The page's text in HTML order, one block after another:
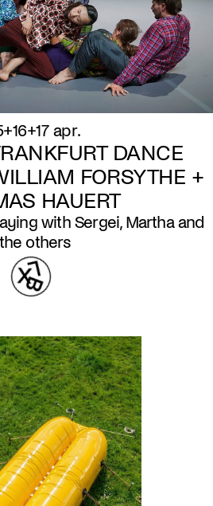
apr.
DANCE
FORSYTHE +
HAUERT
with Sergei, Martha and
the others